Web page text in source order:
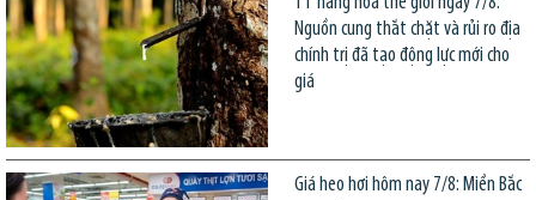
Nguồn cung thắt chặt và rủi ro địa
chính trị đã tạo động lực mới cho
giá
Giá heo hơi hôm nay 7/8: Miền Bắc